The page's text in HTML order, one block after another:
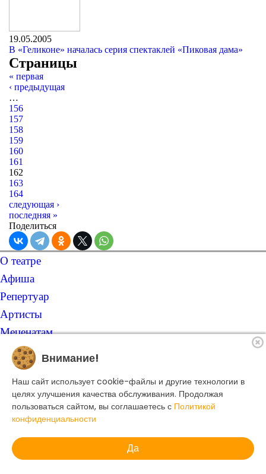
19.05.2005
В «Геликоне» началась серия спектаклей «Пиковая дама»
Страницы
« первая
‹ предыдущая
…
156
157
158
159
160
161
162
163
164
следующая ›
последняя »
Поделиться
О театре
Афиша
Репертуар
Артисты
Меценатам
Контакты
Касса театра8 495 250-22-22
Форма поиска
Поиск
© 2025 Музыкальный театр Геликон-опера.
Политика конфиденциальности
Сделано в amoCRM
Внимание!
Наш сайт использует cookie-файлы и другие технологии в
целях улучшения качества обслуживания. Продолжая
пользоваться сайтом, вы соглашаетесь с Политикой
конфиденциальности
Да